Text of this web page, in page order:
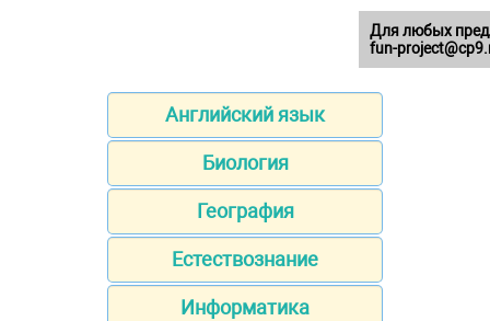
Английский язык
Биология
География
Естествознание
Информатика
Для любых
fun-